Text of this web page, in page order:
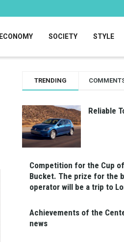
ECONOMY SOCIETY STYLE
TRENDING
Reliable
Competition for the Cup
Bucket. The prize for the
operator will be a trip to
Achievements of the
news